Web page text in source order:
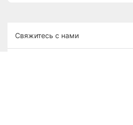
Свяжитесь с нами